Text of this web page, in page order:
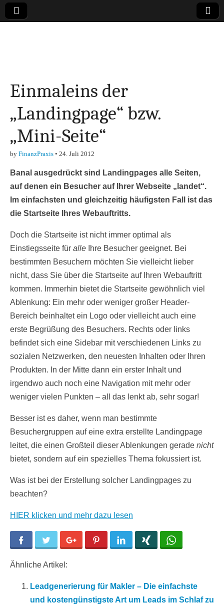
Finanzen,
Marketing-, Vertrieb-
& Investment-Tipps
Einmaleins der
„Landingpage“ bzw.
„Mini-Seite“
by FinanzPraxis • 24. Juli 2012
Banal ausgedrückt sind Landingpages alle Seiten,
auf denen ein Besucher auf Ihrer Webseite „landet“.
Im einfachsten und gleichzeitig häufigsten Fall ist das
die Startseite Ihres Webauftritts.
Doch die Startseite ist nicht immer optimal als
Einstiegsseite für alle Ihre Besucher geeignet. Bei
bestimmten Besuchern möchten Sie vielleicht lieber
nicht, dass Sie über die Startseite auf Ihren Webauftritt
kommen. Immerhin bietet die Startseite gewöhnlich viel
Ablenkung: Ein mehr oder weniger großer Header-
Bereich beinhaltet ein Logo oder vielleicht auch eine
erste Begrüßung des Besuchers. Rechts oder links
befindet sich eine Sidebar mit verschiedenen Links zu
sozialen Netzwerken, den neuesten Inhalten oder Ihren
Produkten. In der Mitte dann ein erster Inhalt und
irgendwo auch noch eine Navigation mit mehr oder
weniger vielen Punkten – all das lenkt ab, sehr sogar!
Besser ist es daher, wenn man bestimmte
Besuchergruppen auf eine extra erstellte Landingpage
leitet, die einen Großteil dieser Ablenkungen gerade nicht
bietet, sondern auf ein spezielles Thema fokussiert ist.
Was ist bei der Erstellung solcher Landingpages zu
beachten?
HIER klicken und mehr dazu lesen
Facebook Twitter Google+ Pinterest LinkedIn
Ähnliche Artikel:
Leadgenerierung für Makler – Die einfachste
und kostengünstigste Art um Leads im Schlaf zu